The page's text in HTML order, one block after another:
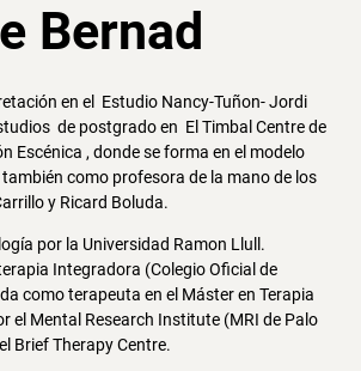
Bernad
en el Estudio Nancy-Tuñon- Jordi
de postgrado en El Timbal Centre de
Escénica , donde se forma en el modelo
también como profesora de la mano de los
y Ricard Boluda.
por la Universidad Ramon Llull.
Integradora (Colegio Oficial de
como terapeuta en el Máster en Terapia
el Mental Research Institute (MRI de Palo
Brief Therapy Centre.